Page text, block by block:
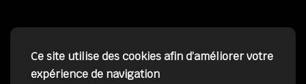
🦠 Désinfection et Dépigeonnage
Ce site utilise des cookies afin d’améliorer votre
expérience de navigation